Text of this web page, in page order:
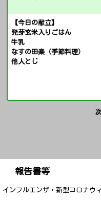
【今日の献立】
発芽玄米入りごはん
牛乳
なすの田楽（季節料理）
他人とじ
報告書等 ダ
インフルエンザ・新型コロナウ